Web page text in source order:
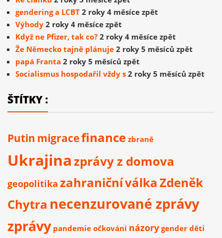
gendering a LCBT 2 roky 4 měsíce zpět
Výhody 2 roky 4 měsíce zpět
Když ne Pfizer, tak co? 2 roky 4 měsíce zpět
Že Německo tajně plánuje 2 roky 5 měsíců zpět
papá Franta 2 roky 5 měsíců zpět
Socialismus hospodařil vždy s 2 roky 5 měsíců zpět
ŠTÍTKY :
Putin migracefinance zbraně
Ukrajinazprávy z domova
geopolitika zahraničníválkaZdeněk
Chytra necenzurované zprávy
zprávy pandemie očkování názory gender děti